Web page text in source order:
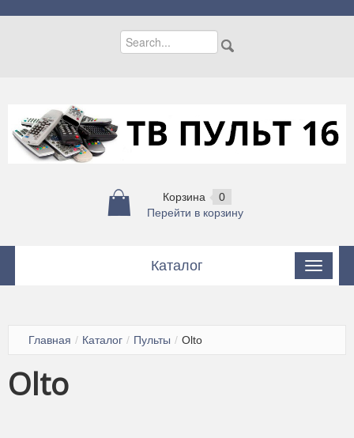
Корзина
0
Перейти в корзину
Каталог
Цифровые приставки
Чехлы для пультов
Антенны
Главная / Каталог / Пульты / Olto
Olto